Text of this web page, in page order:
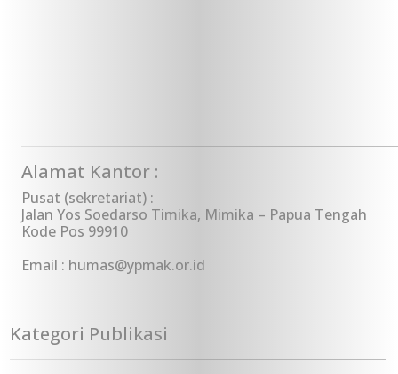
Alamat Kantor :
Pusat (sekretariat) :
Jalan Yos Soedarso Timika, Mimika – Papua Tengah
Kode Pos 99910
Email : humas@ypmak.or.id
Kategori Publikasi